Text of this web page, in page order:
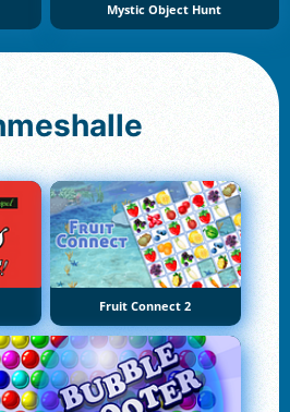
Mystic Object Hunt
Fruit Connect 2